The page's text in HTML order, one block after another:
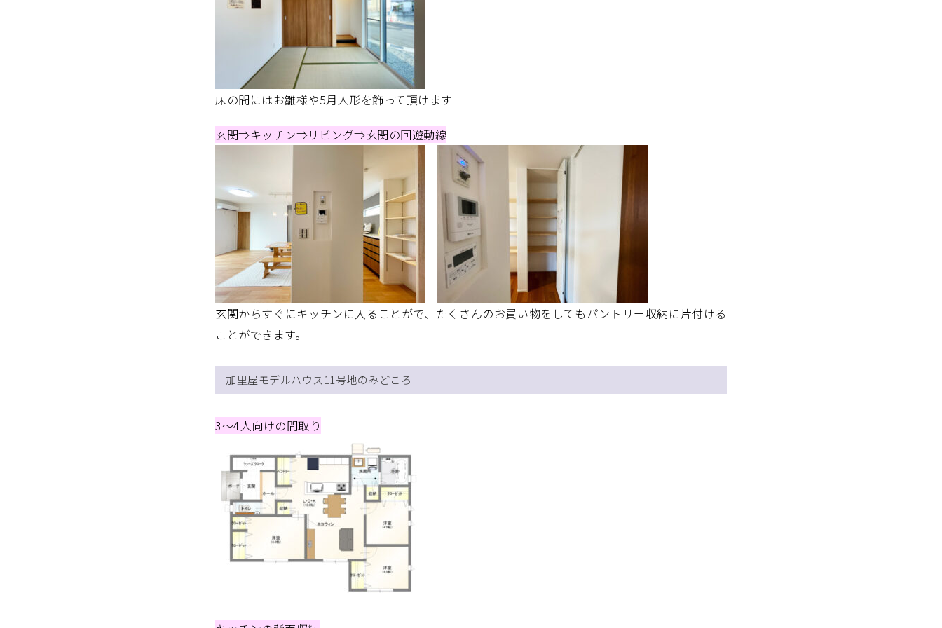
床の間にはお雛様や5月人形を飾って頂けます
玄関⇒キッチン⇒リビング⇒玄関の回遊動線
玄関からすぐにキッチンに入ることがで、たくさんのお買い物をしてもパントリー収納に片付ける
ことができます。
加里屋モデルハウス11号地のみどころ
3～4人向けの間取り